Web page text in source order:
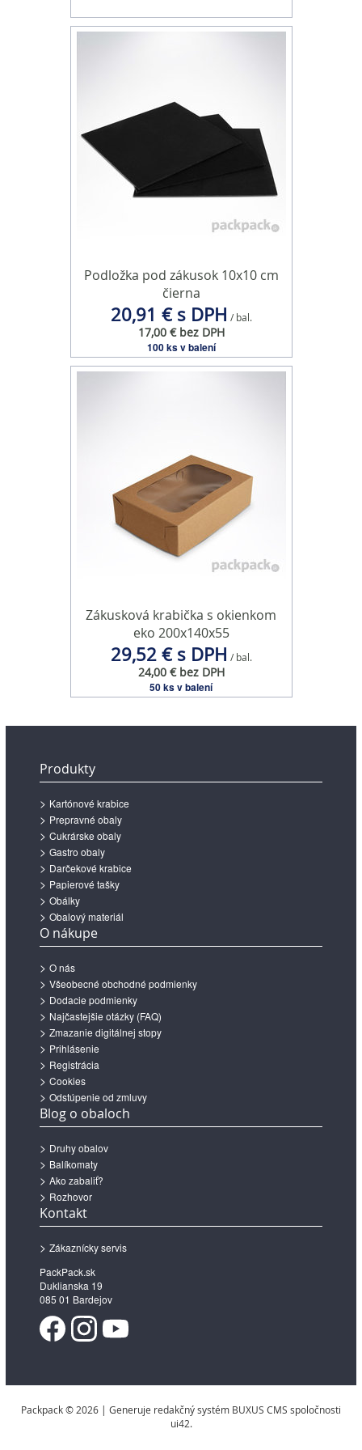
Podložka pod zákusok 10x10 cm
čierna
20,91 € s DPH / bal.
17,00 € bez DPH
100 ks v balení
Zákusková krabička s okienkom
eko 200x140x55
29,52 € s DPH / bal.
24,00 € bez DPH
50 ks v balení
Produkty
Kartónové krabice
Prepravné obaly
Cukrárske obaly
Gastro obaly
Darčekové krabice
Papierové tašky
Obálky
Obalový materiál
O nákupe
O nás
Všeobecné obchodné podmienky
Dodacie podmienky
Najčastejšie otázky (FAQ)
Zmazanie digitálnej stopy
Prihlásenie
Registrácia
Cookies
Odstúpenie od zmluvy
Blog o obaloch
Druhy obalov
Balíkomaty
Ako zabaliť?
Rozhovor
Kontakt
Zákaznícky servis
PackPack.sk
Duklianska 19
085 01 Bardejov
Packpack © 2026 | Generuje redakčný systém BUXUS CMS spoločnosti
ui42.